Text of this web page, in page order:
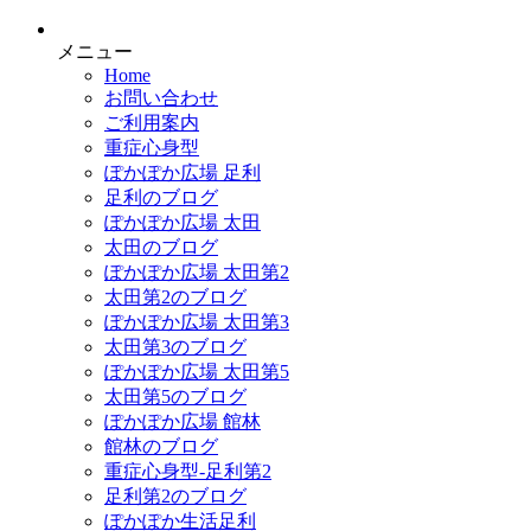
メニュー
Home
お問い合わせ
ご利用案内
重症心身型
ぽかぽか広場 足利
足利のブログ
ぽかぽか広場 太田
太田のブログ
ぽかぽか広場 太田第2
太田第2のブログ
ぽかぽか広場 太田第3
太田第3のブログ
ぽかぽか広場 太田第5
太田第5のブログ
ぽかぽか広場 館林
館林のブログ
重症心身型-足利第2
足利第2のブログ
ぽかぽか生活足利